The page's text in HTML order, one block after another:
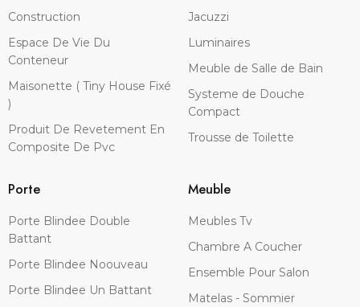
Construction
Espace De Vie Du
Conteneur
Maisonette ( Tiny House Fixé
)
Produit De Revetement En
Composite De Pvc
Jacuzzi
Luminaires
Meuble de Salle de Bain
Systeme de Douche
Compact
Trousse de Toilette
Porte
Porte Blindee Double
Battant
Porte Blindee Noouveau
Porte Blindee Un Battant
Meuble
Meubles Tv
Chambre A Coucher
Ensemble Pour Salon
Matelas - Sommier